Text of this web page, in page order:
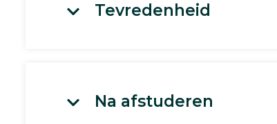
Tevredenheid
Na afstuderen